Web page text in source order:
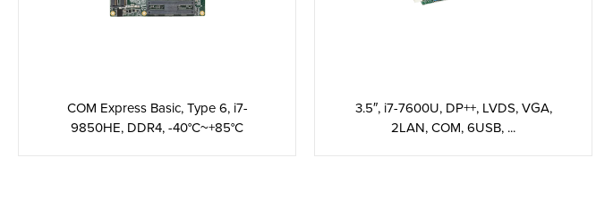
COM Express Basic, Type 6, i7-
9850HE, DDR4, -40°C~+85°C
3.5″, i7-7600U, DP++, LVDS, VGA,
2LAN, COM, 6USB, ...